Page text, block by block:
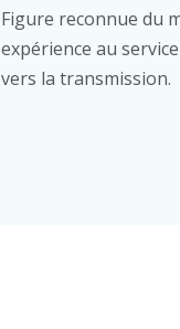
Figure reconnue du
expérience au
vers la transmission.